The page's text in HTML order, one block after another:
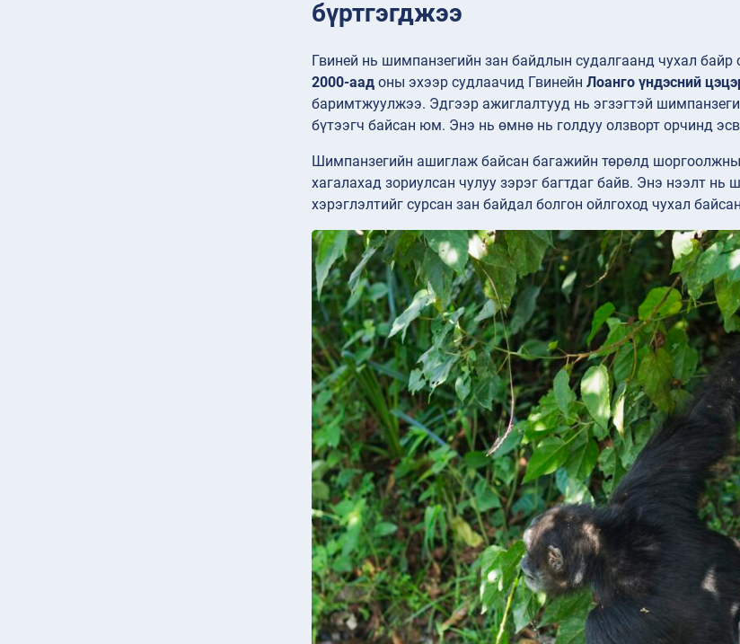
бүртгэгджээ
Гвиней нь шимпанзегийн зан байдлын судалгаанд чухал байр
2000-аад оны эхээр судлаачид Гвинейн Лоанго үндэсний
баримтжуулжээ. Эдгээр ажиглалтууд нь эгзэгтэй
бүтээгч байсан юм. Энэ нь өмнө нь голдуу олзворт орчинд
Шимпанзегийн ашиглаж байсан багажийн төрөлд
хагалахад зориулсан чулуу зэрэг багтдаг байв. Энэ нээлт
хэрэглэлтийг сурсан зан байдал болгон ойлгоход чухал